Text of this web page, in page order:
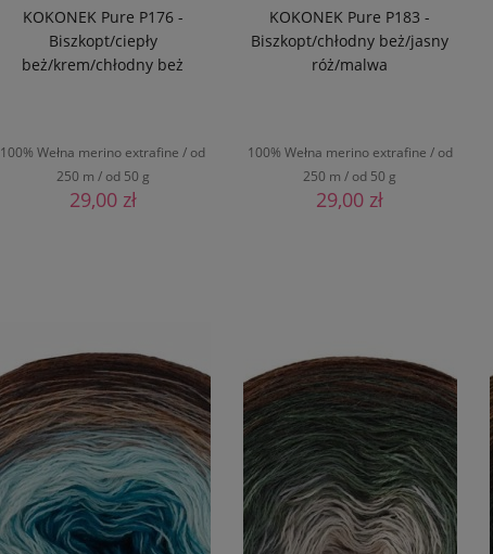
KOKONEK Pure P176 -
Biszkopt/ciepły
beż/krem/chłodny beż
100% Wełna merino extrafine / od
250 m / od 50 g
29,00 zł
KOKONEK Pure P183 -
Biszkopt/chłodny beż/jasny
róż/malwa
100% Wełna merino extrafine / od
250 m / od 50 g
29,00 zł